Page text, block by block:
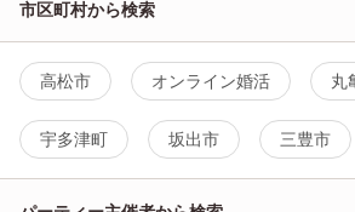
市区町村から検索
高松市 オンライン婚活 丸
宇多津町 坂出市 三豊市